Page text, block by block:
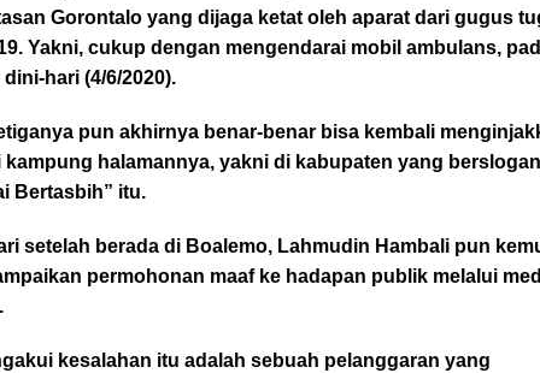
Gorontalo yang dijaga ketat oleh aparat dari gugus
Yakni, cukup dengan mengendarai mobil ambulans,
hari (4/6/2020).
pun akhirnya benar-benar bisa kembali
kampung halamannya, yakni di kabupaten yang
Bertasbih” itu.
setelah berada di Boalemo, Lahmudin Hambali pun
permohonan maaf ke hadapan publik melalui
kesalahan itu adalah sebuah pelanggaran yang